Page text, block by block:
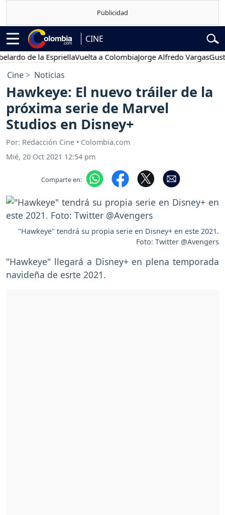
CINE
de la EspriellaVuelta a ColombiaJorge Alfredo VargasGustavo
Cine Noticias
Hawkeye: El nuevo tráiler de la
próxima serie de Marvel
Studios en Disney+
Por: Redacción Cine • Colombia.com
Mié, 20 Oct 2021 12:54 pm
Comparte en:
"Hawkeye" tendrá su propia serie en Disney+ en este 2021.
Foto: Twitter @Avengers
"Hawkeye" llegará a Disney+ en plena temporada
navideña de esrte 2021.